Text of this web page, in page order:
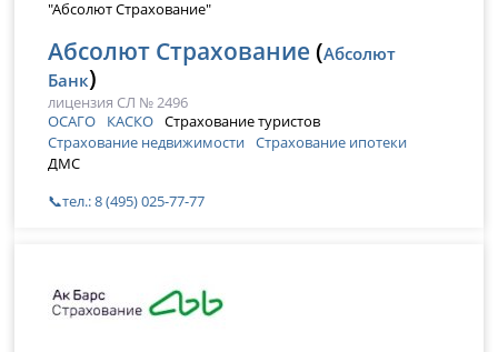
Абсолют Страхование (Абсолют
Банк)
лицензия СЛ № 2496
ОСАГО
КАСКО Страхование туристов
Страхование недвижимости Страхование ипотеки
ДМС
📞тел.: 8 (495) 025-77-77